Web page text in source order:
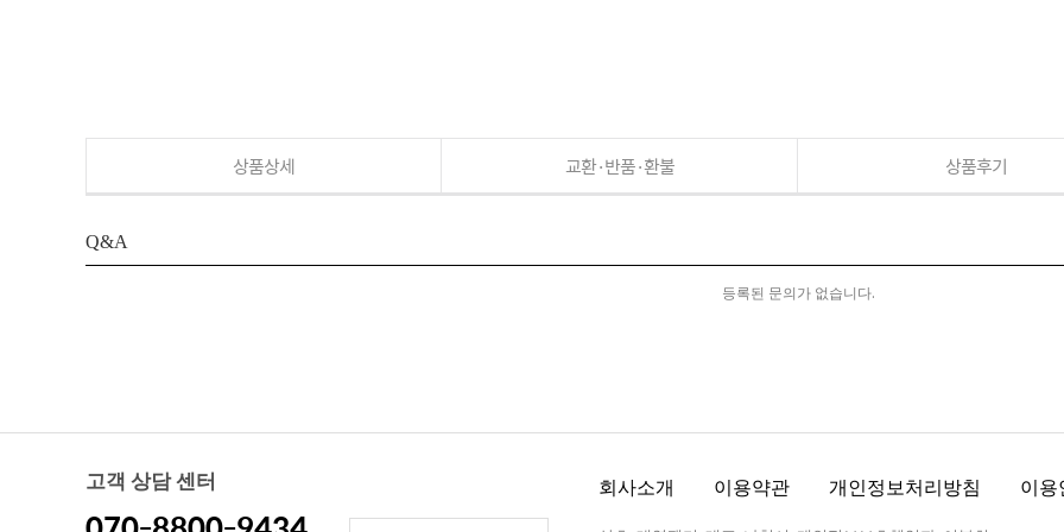
상품상세 교환·반품·환불 상품후기
Q&A
등록된 문의가 없습니다.
고객 상담 센터 회사소개 이용약관 개인정보처리방침 이용